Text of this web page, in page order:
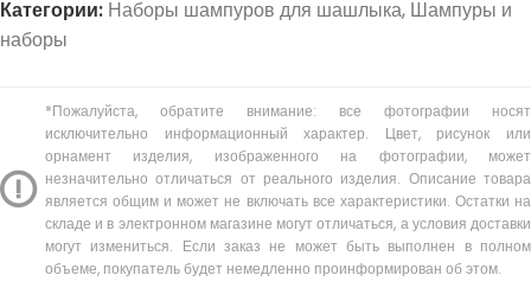
Категории: Наборы шампуров для шашлыка, Шампуры и
наборы
*Пожалуйста, обратите внимание: все фотографии носят
исключительно информационный характер. Цвет, рисунок или
орнамент изделия, изображенного на фотографии, может
незначительно отличаться от реального изделия. Описание товара
является общим и может не включать все характеристики. Остатки на
складе и в электронном магазине могут отличаться, а условия доставки
могут измениться. Если заказ не может быть выполнен в полном
объеме, покупатель будет немедленно проинформирован об этом.